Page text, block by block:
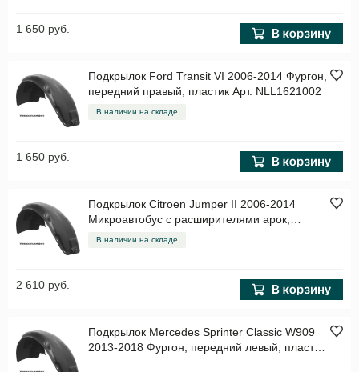
1 650 руб.
Подкрылок Ford Transit VI 2006-2014 Фургон,
передний правый, пластик Арт. NLL1621002
В наличии на складе
1 650 руб.
Подкрылок Citroen Jumper II 2006-2014
Микроавтобус с расширителями арок,
передний левый, пластик Арт. NLL3813001
В наличии на складе
2 610 руб.
Подкрылок Mercedes Sprinter Classic W909
2013-2018 Фургон, передний левый, пластик